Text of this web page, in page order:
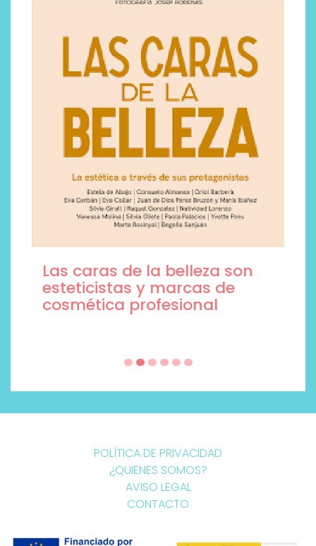
Las caras de la belleza son
esteticistas y marcas de
cosmética profesional
POLÍTICA DE PRIVACIDAD
¿QUIENES SOMOS?
AVISO LEGAL
CONTACTO